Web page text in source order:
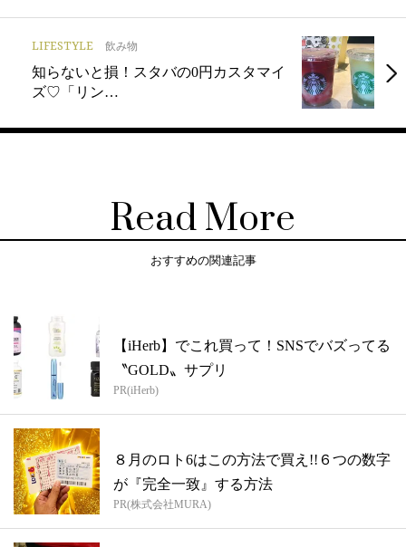
LIFESTYLE 飲み物
知らないと損！スタバの0円カスタマイ
ズ♡「リン…
Read More
おすすめの関連記事
【iHerb】でこれ買って！SNSでバズってる
〝GOLD〟サプリ
PR(iHerb)
８月のロト6はこの方法で買え!!６つの数字
が『完全一致』する方法
PR(株式会社MURA)